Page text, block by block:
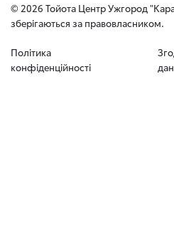
© 2026 Тойота Центр Ужгород
зберігаються за правовласником.
Політика
конфіденційності